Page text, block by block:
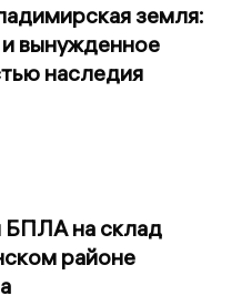
земля:
вынужденное
наследия
БПЛА на склад
районе